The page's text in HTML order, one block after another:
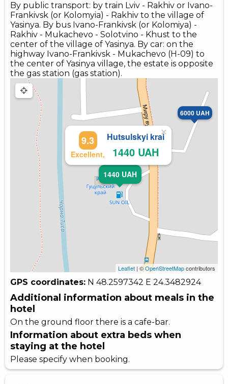
By public transport: by train Lviv - Rakhiv or Ivano-
Frankivsk (or Kolomyia) - Rakhiv to the village of
Yasinya. By bus Ivano-Frankivsk (or Kolomiya) -
Rakhiv - Mukachevo - Solotvino - Khust to the
center of the village of Yasinya. By car: on the
highway Ivano-Frankivsk - Mukachevo (H-09) to
the center of Yasinya village, the estate is opposite
the gas station (gas station).
6000 UAH
1560 UAH
1440 UAH
Excellent,
9.3 Hutsulskyi krai
1440 UAH
×
Leaflet| ©OpenStreetMapcontributors
GPS coordinates: N 48.2597342 E 24.3482924
Additional information about meals in the
hotel
On the ground floor there is a cafe-bar.
Information about extra beds when
staying at the hotel
Please specify when booking.